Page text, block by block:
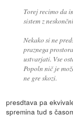
Torej recimo da
sistem z
Nekako si ne
praznega
ustvarjati. Vse
Popoln nič je
ne gre skozi.
presdtava pa
spremina tud s